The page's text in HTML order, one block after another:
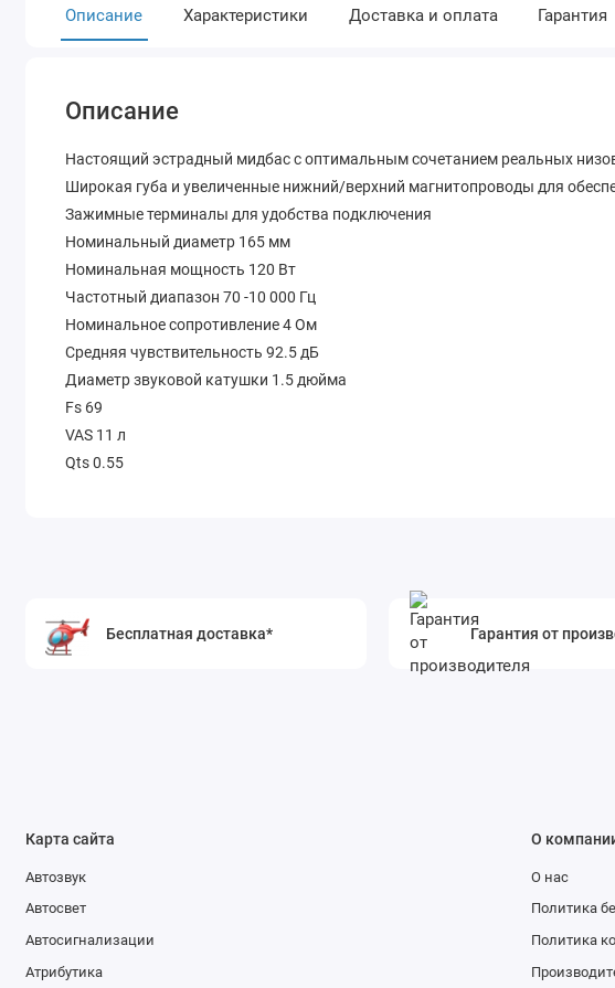
Описание Характеристики Доставка и оплата Гарантия
Описание
Настоящий эстрадный мидбас с оптимальным сочетанием реальных
Широкая губа и увеличенные нижний/верхний магнитопроводы для
Зажимные терминалы для удобства подключения
Номинальный диаметр 165 мм
Номинальная мощность 120 Вт
Частотный диапазон 70 -10 000 Гц
Номинальное сопротивление 4 Ом
Средняя чувствительность 92.5 дБ
Диаметр звуковой катушки 1.5 дюйма
Fs 69
VAS 11 л
Qts 0.55
Бесплатная доставка* Гарантия от
Карта сайта
Автозвук
Автосвет
Автосигнализации
Атрибутика
О
О нас
Политика
Политика